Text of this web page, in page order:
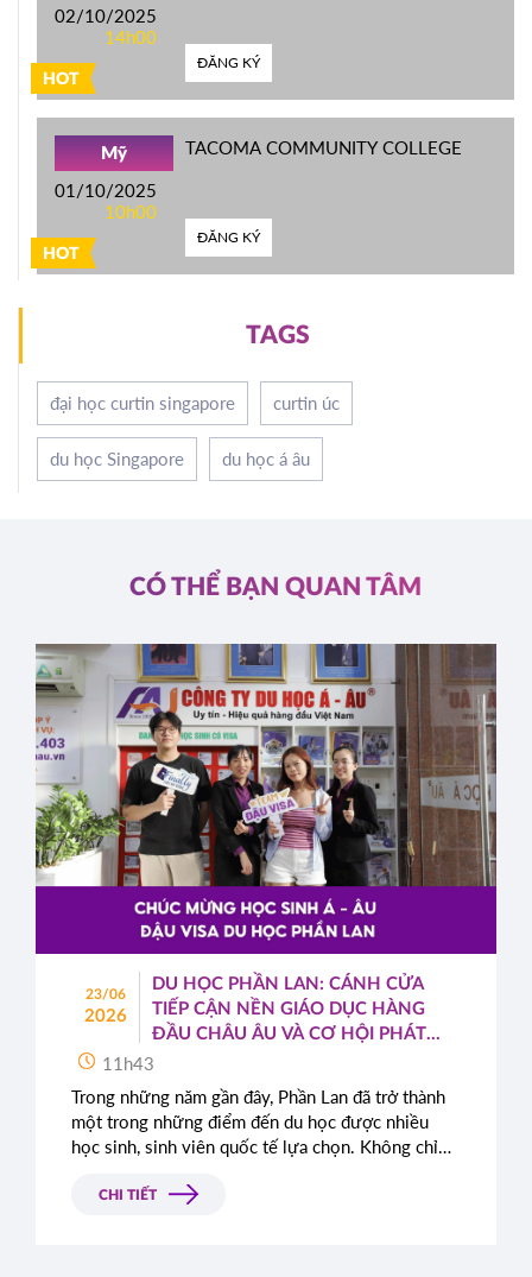
HOT
02/10/2025
14h00
ĐĂNG KÝ
HOT
Mỹ
01/10/2025
10h00
TACOMA COMMUNITY COLLEGE
ĐĂNG KÝ
TAGS
đại học curtin singapore curtin úc
du học Singapore du học á âu
CÓ THỂ BẠN QUAN TÂM
23/06
2026
DU HỌC PHẦN LAN: CÁNH CỬA
TIẾP CẬN NỀN GIÁO DỤC HÀNG
ĐẦU CHÂU ÂU VÀ CƠ HỘI PHÁT
TRIỂN TOÀN CẦU
11h43
Trong những năm gần đây, Phần Lan đã trở thành
một trong những điểm đến du học được nhiều
học sinh, sinh viên quốc tế lựa chọn. Không chỉ
quốc gia Bắc Âu này còn được đánh giá cao nhờ
CHI TIẾT